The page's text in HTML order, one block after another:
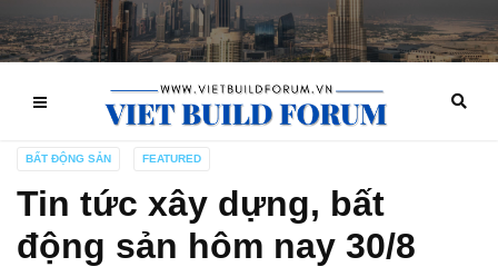
BẤT ĐỘNG SẢN FEATURED
Tin tức xây dựng, bất
động sản hôm nay 30/8